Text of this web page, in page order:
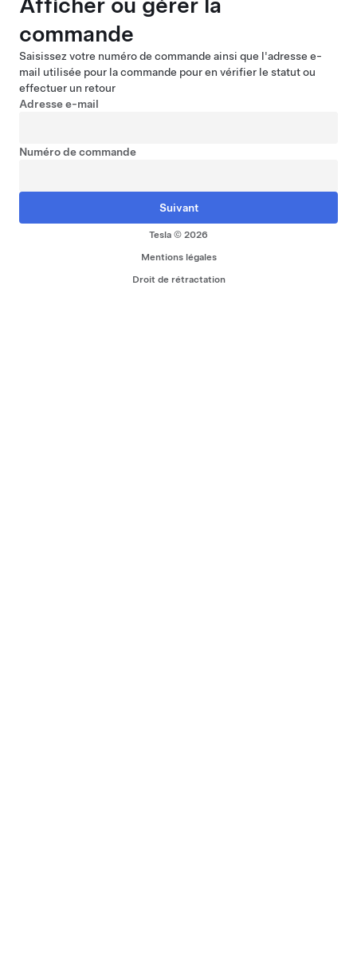
commande
Saisissez votre numéro de commande ainsi que l'adresse e-
mail utilisée pour la commande pour en vérifier le statut ou
effectuer un retour
Adresse e-mail
Numéro de commande
Tesla © 2026
Mentions légales
Droit de rétractation